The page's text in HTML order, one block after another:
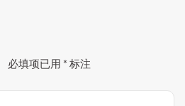
必填项已用 * 标注